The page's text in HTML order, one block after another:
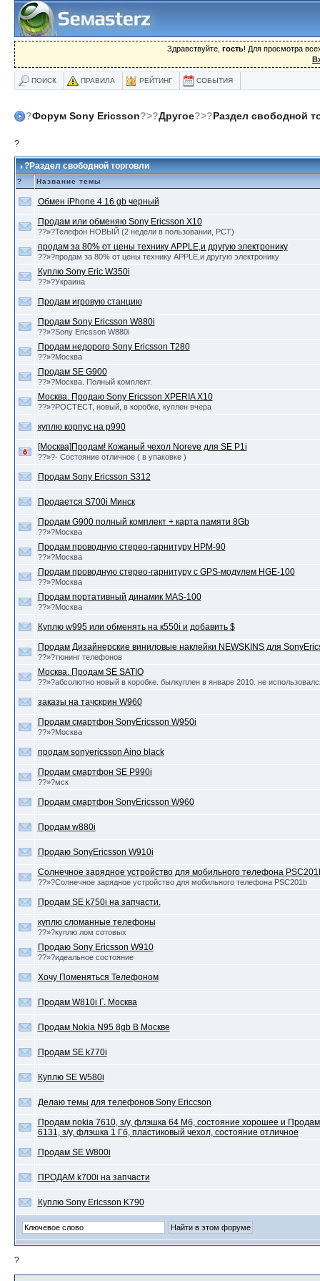
Здравствуйте, гость! Для просмотра
ПОИСК ПРАВИЛА РЕЙТИНГ СОБЫТИЯ
?Форум Sony Ericsson?>?Другое?>?Раздел свободной
?
?Раздел свободной торговли
? Название темы
Обмен iPhone 4 16 gb черный
Продам или обменяю Sony Ericsson X10
??»?Телефон НОВЫЙ (2 недели в пользовании, РСТ)
продам за 80% от цены технику APPLE,и другую электронику
??»?продам за 80% от цены технику APPLE,и другую электронику
Куплю Sony Eric W350i
??»?Украина
Продам игровую станцию
Продам Sony Ericsson W880i
??»?Sony Ericsson W880i
Продам недорого Sony Ericsson T280
??»?Москва
Продам SE G900
??»?Москва. Полный комплект.
Москва. Продаю Sony Ericsson XPERIA X10
??»?РОСТЕСТ, новый, в коробке, куплен вчера
куплю корпус на р990
[Москва]Продам! Кожаный чехол Noreve для SE P1i
??»?- Состояние отличное ( в упаковке )
Продам Sony Ericsson S312
Продается S700i Минск
Продам G900 полный комплект + карта памяти 8Gb
??»?Москва
Продам проводную стерео-гарнитуру HPM-90
??»?Москва
Продам проводную стерео-гарнитуру с GPS-модулем HGE-100
??»?Москва
Продам портативный динамик MAS-100
??»?Москва
Куплю w995 или обменять на к550i и добавить $
Продам Дизайнерские виниловые наклейки NEWSKINS для
??»?тюнинг телефонов
Москва. Продам SE SATIO
??»?абсолютно новый в коробке. былкуплен в январе 2010. не
заказы на тачскрин W960
Продам смартфон SonyEricsson W950i
??»?Москва
продам sonyericsson Aino black
Продам смартфон SE P990i
??»?мск
Продам смартфон SonyEricsson W960
Продам w880i
Продаю SonyEricsson W910i
Cолнечное зарядное устройство для мобильного телефона
??»?Cолнечное зарядное устройство для мобильного телефона PSC201b
Продам SE k750i на запчасти.
куплю сломанные телефоны
??»?куплю лом сотовых
Продаю Sony Ericsson W910
??»?идеальное состояние
Хочу Поменяться Телефоном
Продам W810i Г. Москва
Продам Nokia N95 8gb В Москве
Продам SE k770i
Куплю SE W580i
Делаю темы для телефонов Sony Ericcson
Продам nokia 7610, з/у, флэшка 64 Мб, состояние хорошее и
6131, з/у, флэшка 1 Гб, пластиковый чехол, состояние отличное
Продам SE W800i
ПРОДАМ k700i на запчасти
Куплю Sony Ericsson K790
?